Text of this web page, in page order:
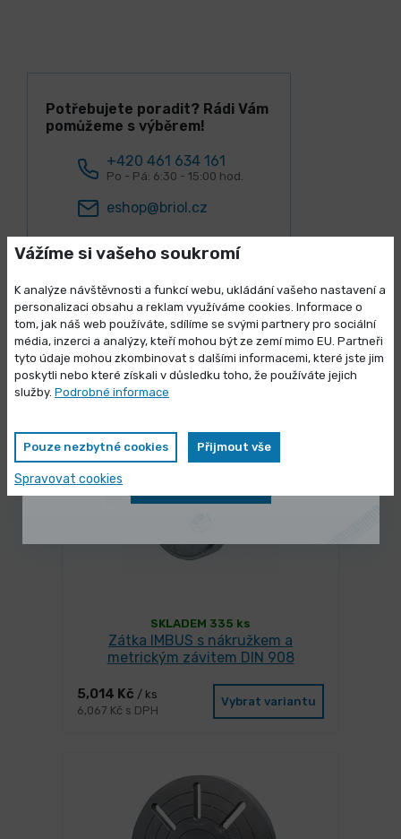
Potřebujete poradit? Rádi Vám
pomůžeme s výběrem!
+420 461 634 161
Po - Pá: 6:30 - 15:00 hod.
eshop@briol.cz
Lidé k tomuto produktu nejčastěji
kupují
SKLADEM 335 ks
Zátka IMBUS s nákružkem a
metrickým závitem DIN 908
5,014 Kč / ks
6,067 Kč s DPH
Vybrat variantu
Vážíme si vašeho soukromí
K analýze návštěvnosti a funkcí webu, ukládání vašeho nastavení a
personalizaci obsahu a reklam využíváme cookies. Informace o
tom, jak náš web používáte, sdílíme se svými partnery pro sociální
média, inzerci a analýzy, kteří mohou být ze zemí mimo EU. Partneři
tyto údaje mohou zkombinovat s dalšími informacemi, které jste jim
poskytli nebo které získali v důsledku toho, že používáte jejich
služby. Podrobné informace
Pouze nezbytné cookies Přijmout vše
Spravovat cookies
Výprodej skladových zásob
Vybrané produkty nyní pořídíte za